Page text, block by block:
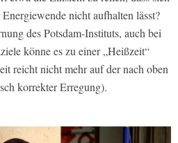
nicht aufhalten lässt?
des Potsdam-Instituts, auch bei
könne es zu einer „Heißzeit“
reicht nicht mehr auf der nach oben
korrekter Erregung).